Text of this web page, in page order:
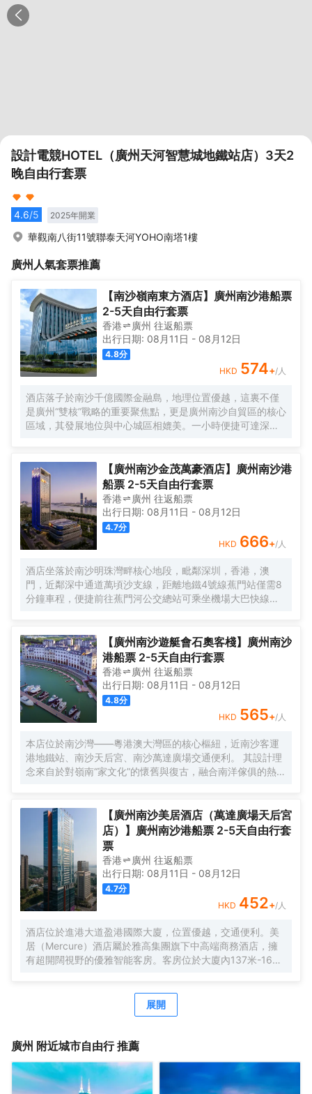
設計電競HOTEL（廣州天河智慧城地鐵站店）3天2
晚自由行套票
4.6/5 2025年開業
華觀南八街11號聯泰天河YOHO南塔1樓
廣州 人氣套票推薦
【南沙嶺南東方酒店】廣州南沙港船票
2-5天自由行套票
香港 廣州 往返船票
出行日期: 08月11日 - 08月12日
4.8分
HKD 574+/人
酒店落子於南沙千億國際金融島，地理位置優越，這裏不僅
是廣州“雙核”戰略的重要聚焦點，更是廣州南沙自貿區的核心
區域，其發展地位與中心城區相媲美。一小時便捷可達深
字母“A”，既展中國氣派，又含西式願景——Amazing（令人
驚歎），Astonishing（令人震撼），隱含着酒店將成為南沙
乃至全球矚目的中式美學新地標的美好期許。 酒店作為南沙
國際會展中心綜合體重要組成部分，以“木棉花開，鴻翔海
絲”之設計理念，以大灣區金融新地標之姿態，締造南沙“立足
灣區、協同港澳、面向世界”的實踐範本。
【廣州南沙金茂萬豪酒店】廣州南沙港
船票 2-5天自由行套票
香港 廣州 往返船票
出行日期: 08月11日 - 08月12日
4.7分
HKD 666+/人
酒店坐落於南沙明珠灣畔核心地段，毗鄰深圳，香港，澳
門，近鄰深中通道萬頃沙支線，距離地鐵4號線蕉門站僅需8
分鐘車程，便捷前往蕉門河公交總站可乘坐機場大巴快線或
券，可輕鬆前往南沙天后宮、南沙濕地公園、廣汽科技館及
環宇城購物中心等。 酒店共有261間以海洋為設計靈感的客
房及套房，詮釋現代經典與優雅，滿足休閒賓客對在地文化
的探索與體驗。配備粵式風味的林苑中餐廳、中西結合的漁
人碼頭全日餐廳以及”雙重身份”的薄荷酒吧，體驗創新融合的
珍饈美饌。酒店擁有馬丁叔叔的農場，小朋友們可盡情與小
動物們互動亦或參與馬丁叔叔課堂，共度愉快的親子時光。
同時，酒店擁有1,600平方米的宴會及會議場地以及寬敞的戶
外草坪，可滿足不同的會議及宴會需求，無論商務出行亦或
休閒旅遊期待與您共赴南沙，遇見另一種可能。
【廣州南沙遊艇會石奧客棧】廣州南沙
港船票 2-5天自由行套票
香港 廣州 往返船票
出行日期: 08月11日 - 08月12日
4.8分
HKD 565+/人
本店位於南沙灣——粵港澳大灣區的核心樞紐，近南沙客運
港地鐵站、南沙天后宮、南沙萬達廣場交通便利。 其設計理
念來自於對嶺南“家文化”的懷舊與復古，融合南洋傢俱的熱情
嶺南文化的歸屬感。 客棧共五層，一層為大堂及茶室，二至
五層為客房，寬敞、舒適、風格各異的客房眾多；供賓客休
閒暢談的石奧茶室，主要提供早餐、茶點、飲品、簡餐等服
務；同時亦與中國大陸獲得“五金錨”獎的南沙遊艇會提供宴
會/婚宴/會議、中西式餐飲、遊艇觀光/租賃、帆船租賃/體
驗、遊艇帆船駕證考取等不同種服務功能，打造出一種特色
的休閒度假空間。
【廣州南沙美居酒店（萬達廣場天后宮
店）】廣州南沙港船票 2-5天自由行套
票
香港 廣州 往返船票
出行日期: 08月11日 - 08月12日
4.7分
HKD 452+/人
酒店位於進港大道盈港國際大廈，位置優越，交通便利。美
居（Mercure）酒店屬於雅高集團旗下中高端商務酒店，擁
有超開闊視野的優雅智能客房。客房位於大廈內137米-165
格客房，簡約唯美又精緻典雅，是商務人士出差首善之選。
酒店客房內配有恒温恒壓淋浴、全交換新風系統，高級自動
驗。酒店全體工作人員攜人工智能機器人小美在“Make A
展開
廣州 附近城市自由行 推薦